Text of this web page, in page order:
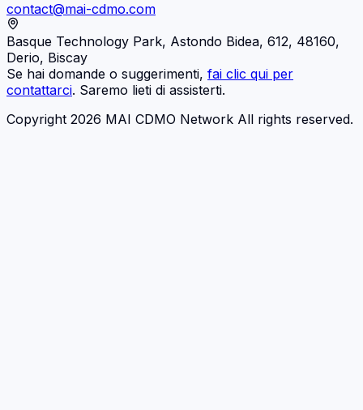
contact@mai-cdmo.com
Basque Technology Park, Astondo Bidea, 612, 48160,
Derio, Biscay
Se hai domande o suggerimenti, fai clic qui per
contattarci. Saremo lieti di assisterti.
Copyright 2026 MAI CDMO Network All rights reserved.